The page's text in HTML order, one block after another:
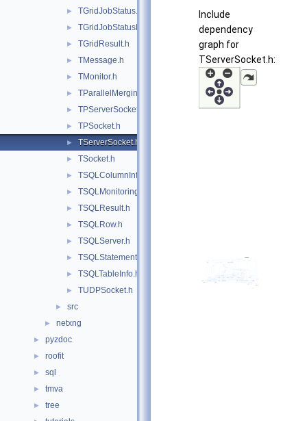
► TGridJobStatus.h
► TGridJobStatusList.h
► TGridResult.h
► TMessage.h
► TMonitor.h
► TParallelMergingFile.h
► TPServerSocket.h
► TPSocket.h
► TServerSocket.h
► TSocket.h
► TSQLColumnInfo.h
► TSQLMonitoring.h
► TSQLResult.h
► TSQLRow.h
► TSQLServer.h
► TSQLStatement.h
► TSQLTableInfo.h
► TUDPSocket.h
► src
► netxng
► pyzdoc
► roofit
► sql
► tmva
► tree
Include
dependency
graph for
TServerSocket.h: